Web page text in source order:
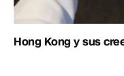
Hong Kong y sus